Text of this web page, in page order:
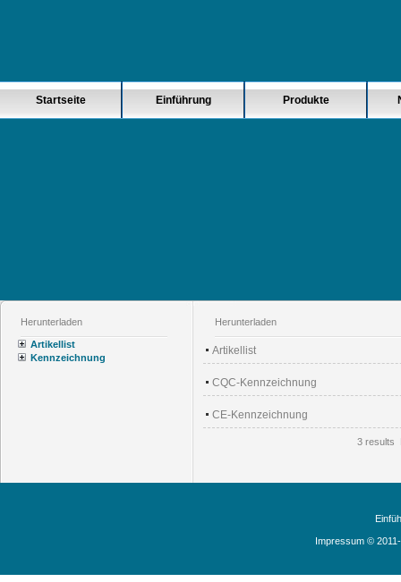
Startseite Einführung Produkte
Herunterladen
Artikellist
Kennzeichnung
Herunterladen
Artikellist
CQC-Kennzeichnung
CE-Kennzeichnung
3 results
Impressum ©